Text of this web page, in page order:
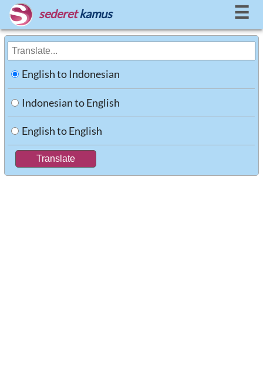
sederet kamus ☰
English to Indonesian
Indonesian to English
English to English